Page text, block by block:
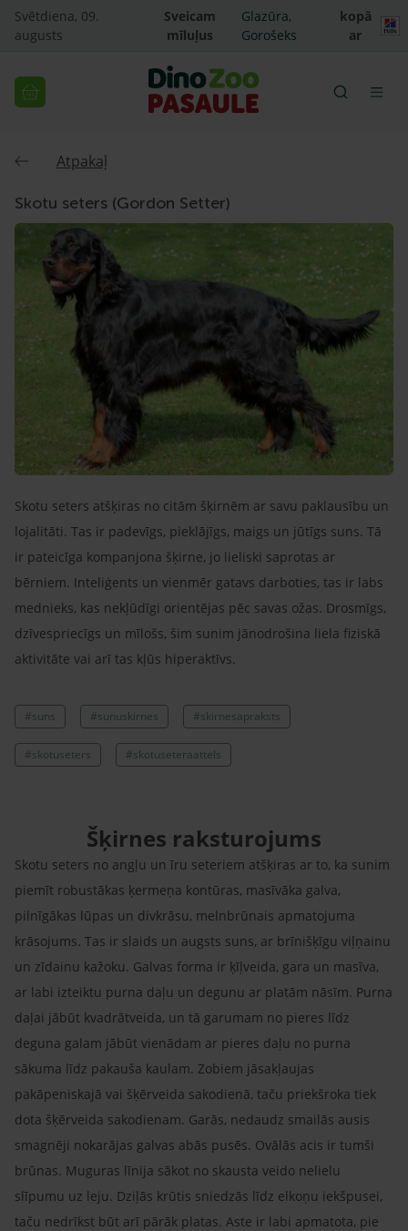
Svētdiena, 09.
augusts
Sveicam
mīluļus
Glazūra,
Gorošeks
kopā
ar
Atpakaļ
Skotu seters (Gordon Setter)
Skotu seters atšķiras no citām šķirnēm ar savu paklausību un
lojalitāti. Tas ir padevīgs, pieklājīgs, maigs un jūtīgs suns. Tā
ir pateicīga kompanjona šķirne, jo lieliski saprotas ar
bērniem. Inteliģents un vienmēr gatavs darboties, tas ir labs
mednieks, kas nekļūdīgi orientējas pēc savas ožas. Drosmīgs,
dzīvespriecīgs un mīlošs, šim sunim jānodrošina liela fiziskā
aktivitāte vai arī tas kļūs hiperaktīvs.
#suns #sunuskirnes #skirnesapraksts
#skotuseters #skotuseteraattels
Šķirnes raksturojums
Skotu seters no angļu un īru seteriem atšķiras ar to, ka sunim
piemīt robustākas ķermeņa kontūras, masīvāka galva,
pilnīgākas lūpas un divkrāsu, melnbrūnais apmatojuma
krāsojums. Tas ir slaids un augsts suns, ar brīnišķīgu viļņainu
un zīdainu kažoku. Galvas forma ir ķīļveida, gara un masīva,
ar labi izteiktu purna daļu un degunu ar platām nāsīm. Purna
daļai jābūt kvadrātveida, un tā garumam no pieres līdz
deguna galam jābūt vienādam ar pieres daļu no purna
sākuma līdz pakauša kaulam. Zobiem jāsakļaujas
pakāpeniskajā vai šķērveida sakodienā, taču priekšroka tiek
dota šķērveida sakodienam. Garās, nedaudz smailās ausis
smagnēji nokarājas galvas abās pusēs. Ovālās acis ir tumši
brūnas. Muguras līnija sākot no skausta veido nelielu
slīpumu uz leju. Dziļās krūtis sniedzās līdz elkoņu iekšpusei,
taču nedrīkst būt arī pārāk platas. Aste ir labi apmatota, pie